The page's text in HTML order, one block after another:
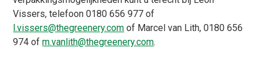
Vissers, telefoon 0180 656 977 of
l.vissers@thegreenery.com of Marcel van Lith, 0180 656
974 ofm.vanlith@thegreenery.com.